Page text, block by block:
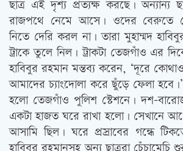
ছাত্র এই দৃশ্য প্রত্যক্ষ করছে। অন্যান্য
রাজপথে নেমে আসে। ওদের বেরুতে
নিতে দেরি করল না। তারা মুহাম্মদ
ট্রাকে তুলে নিল। ট্রাকটা তেজগাঁও এর
হাবিবুর রহমান মন্তব্য করেন, ‘দূরে
আমাদের চ্যাংদোলা করে ছুঁড়ে ফেলা
হলো তেজগাঁও পুলিশ স্টেশনে। দশ-
একটা হাজত ঘরে রাখা হলো। সেখানে
আসামি ছিল। ঘরে প্রস্রাবের গন্ধে